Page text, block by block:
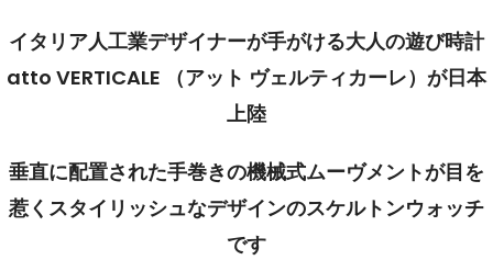
イタリア人工業デザイナーが手がける大人の遊び時計
atto VERTICALE （アット ヴェルティカーレ）が日本
上陸
垂直に配置された手巻きの機械式ムーヴメントが目を
惹くスタイリッシュなデザインのスケルトンウォッチ
です